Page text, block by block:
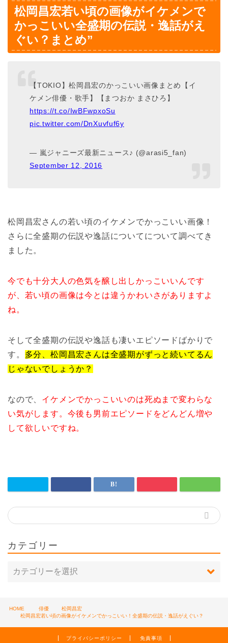
松岡昌宏若い頃の画像がイケメンで
かっこいい全盛期の伝説・逸話がえ
ぐい？まとめ”
【TOKIO】松岡昌宏のかっこいい画像まとめ【イ
ケメン俳優・歌手】【まつおか まさひろ】
https://t.co/IwBFwpxoSu
pic.twitter.com/DnXuvfuf6y
— 嵐ジャニーズ最新ニュース♪ (@arasi5_fan)
September 12, 2016
松岡昌宏さんの若い頃のイケメンでかっこいい画像！
さらに全盛期の伝説や逸話についてについて調べてき
ました。
今でも十分大人の色気を醸し出しかっこいいんです
が、若い頃の画像は今とは違うかわいさがありますよ
ね。
そして全盛期の伝説や逸話も凄いエピソードばかりで
す。 多分、松岡昌宏さんは全盛期がずっと続いてるん
じゃないでしょうか？
なので、 イケメンでかっこいいのは死ぬまで変わらな
い気がします。今後も男前エピソードをどんどん増や
して欲しいですね。
カテゴリー
HOME 俳優
松岡昌宏
松岡昌宏若い頃の画像がイケメンでかっこいい！全盛期の伝説・逸話がえぐい？
プライバシーポリシー 免責事項